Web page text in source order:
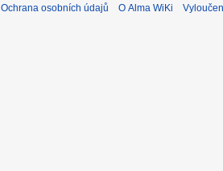
Ochrana osobních údajů O Alma WiKi